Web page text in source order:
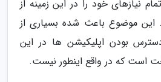
نیازهای خود را در این زمینه از
این موضوع باعث شده بسیاری از
بودن اپلیکیشن ها در این
است که در واقع اینطور نیست.